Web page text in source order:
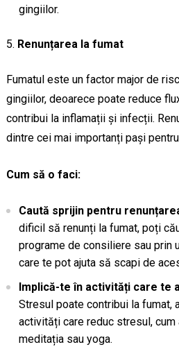
gingiilor.
Renunțarea la fumat
Fumatul este un factor major de
gingiilor, deoarece poate reduce
contribui la inflamații și infecții.
dintre cei mai importanți pași
Cum să o faci:
Caută sprijin pentru
dificil să renunți la fumat, poți
programe de consiliere sau prin
care te pot ajuta să scapi de
Implică-te în activități care te
Stresul poate contribui la fumat,
activități care reduc stresul,
meditația sau yoga.